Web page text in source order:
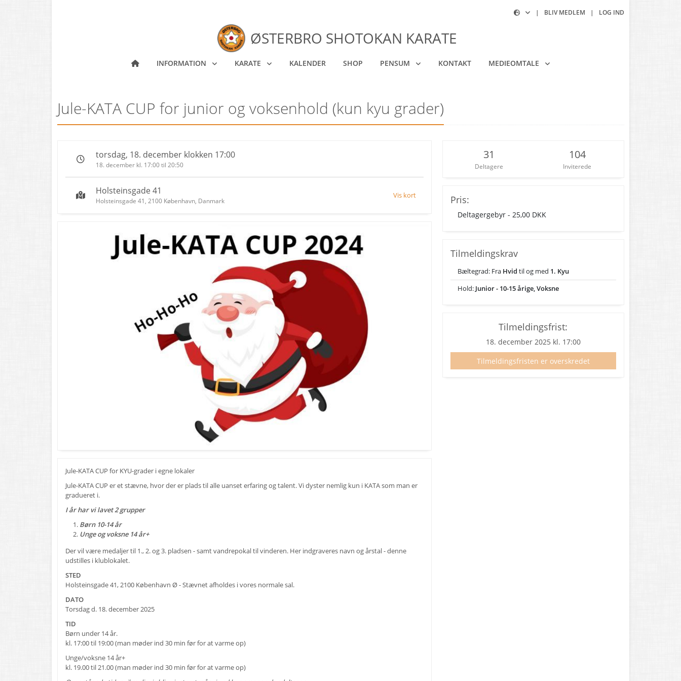
| BLIV MEDLEM | LOG IND
ØSTERBRO SHOTOKAN KARATE
INFORMATION KARATE KALENDER SHOP PENSUM KONTAKT MEDIEOMTALE
Jule-KATA CUP for junior og voksenhold (kun kyu grader)
torsdag, 18. december klokken 17:00
18. december kl. 17:00 til 20:50
Holsteinsgade 41
Holsteinsgade 41, 2100 København, Danmark
Vis kort
Jule-KATA CUP for KYU-grader i egne lokaler
Jule-KATA CUP er et stævne, hvor der er plads til alle uanset erfaring og talent. Vi dyster nemlig kun i KATA som man er
gradueret i.
I år har vi lavet 2 grupper
Børn 10-14 år
Unge og voksne 14 år+
Der vil være medaljer til 1., 2. og 3. pladsen - samt vandrepokal til vinderen. Her indgraveres navn og årstal - denne
udstilles i klublokalet.
STED
Holsteinsgade 41, 2100 København Ø - Stævnet afholdes i vores normale sal.
DATO
Torsdag d. 18. december 2025
TID
Børn under 14 år.
kl. 17:00 til 19:00 (man møder ind 30 min før for at varme op)
Unge/voksne 14 år+
kl. 19.00 til 21.00 (man møder ind 30 min før for at varme op)
31
Deltagere
104
Inviterede
Pris:
Deltagergebyr - 25,00 DKK
Tilmeldingskrav
Bæltegrad: Fra Hvid til og med 1. Kyu
Hold: Junior - 10-15 årige, Voksne
Tilmeldingsfrist:
18. december 2025 kl. 17:00
Tilmeldingsfristen er overskredet